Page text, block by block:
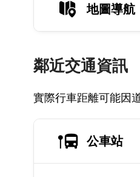
地圖導航
鄰近交通資訊
實際行車距離可能因
公車站